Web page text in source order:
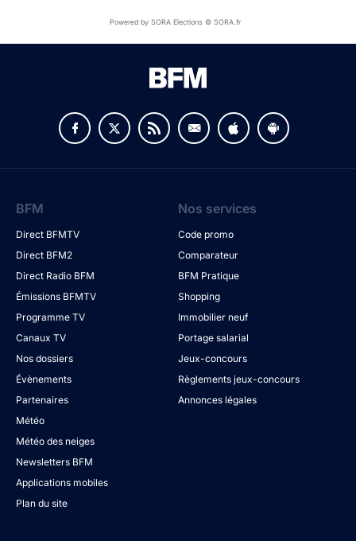
Powered by SORA Elections © SORA.fr
BFM
Direct BFMTV
Direct BFM2
Direct Radio BFM
Émissions BFMTV
Programme TV
Canaux TV
Nos dossiers
Évènements
Partenaires
Météo
Météo des neiges
Newsletters BFM
Applications mobiles
Plan du site
Nos services
Code promo
Comparateur
BFM Pratique
Shopping
Immobilier neuf
Portage salarial
Jeux-concours
Règlements jeux-concours
Annonces légales